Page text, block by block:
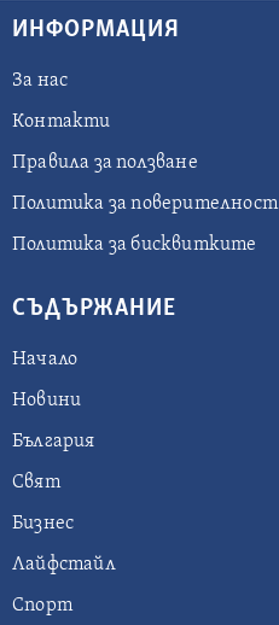
ИНФОРМАЦИЯ
За нас
Контакти
Правила за ползване
Политика за поверителност
Политика за бисквитките
СЪДЪРЖАНИЕ
Начало
Новини
България
Свят
Бизнес
Лайфстайл
Спорт